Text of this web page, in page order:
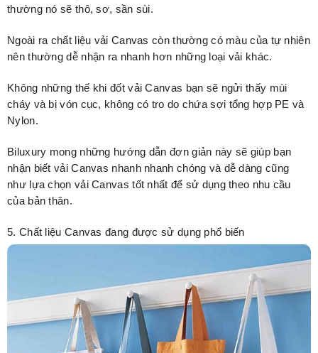
thường nó sẽ thô, sơ, sần sùi.
Ngoài ra chất liệu vải Canvas còn thường có màu của tự nhiên
nên thường dễ nhận ra nhanh hơn những loại vải khác.
Không những thế khi đốt vải Canvas bạn sẽ ngửi thấy mùi
cháy và bị vón cục, không có tro do chứa sợi tổng hợp PE và
Nylon.
Biluxury mong những hướng dẫn đơn giản này sẽ giúp bạn
nhận biết vải Canvas nhanh nhanh chóng và dễ dàng cũng
như lựa chọn vải Canvas tốt nhất để sử dụng theo nhu cầu
của bản thân.
5. Chất liệu Canvas đang được sử dụng phổ biến